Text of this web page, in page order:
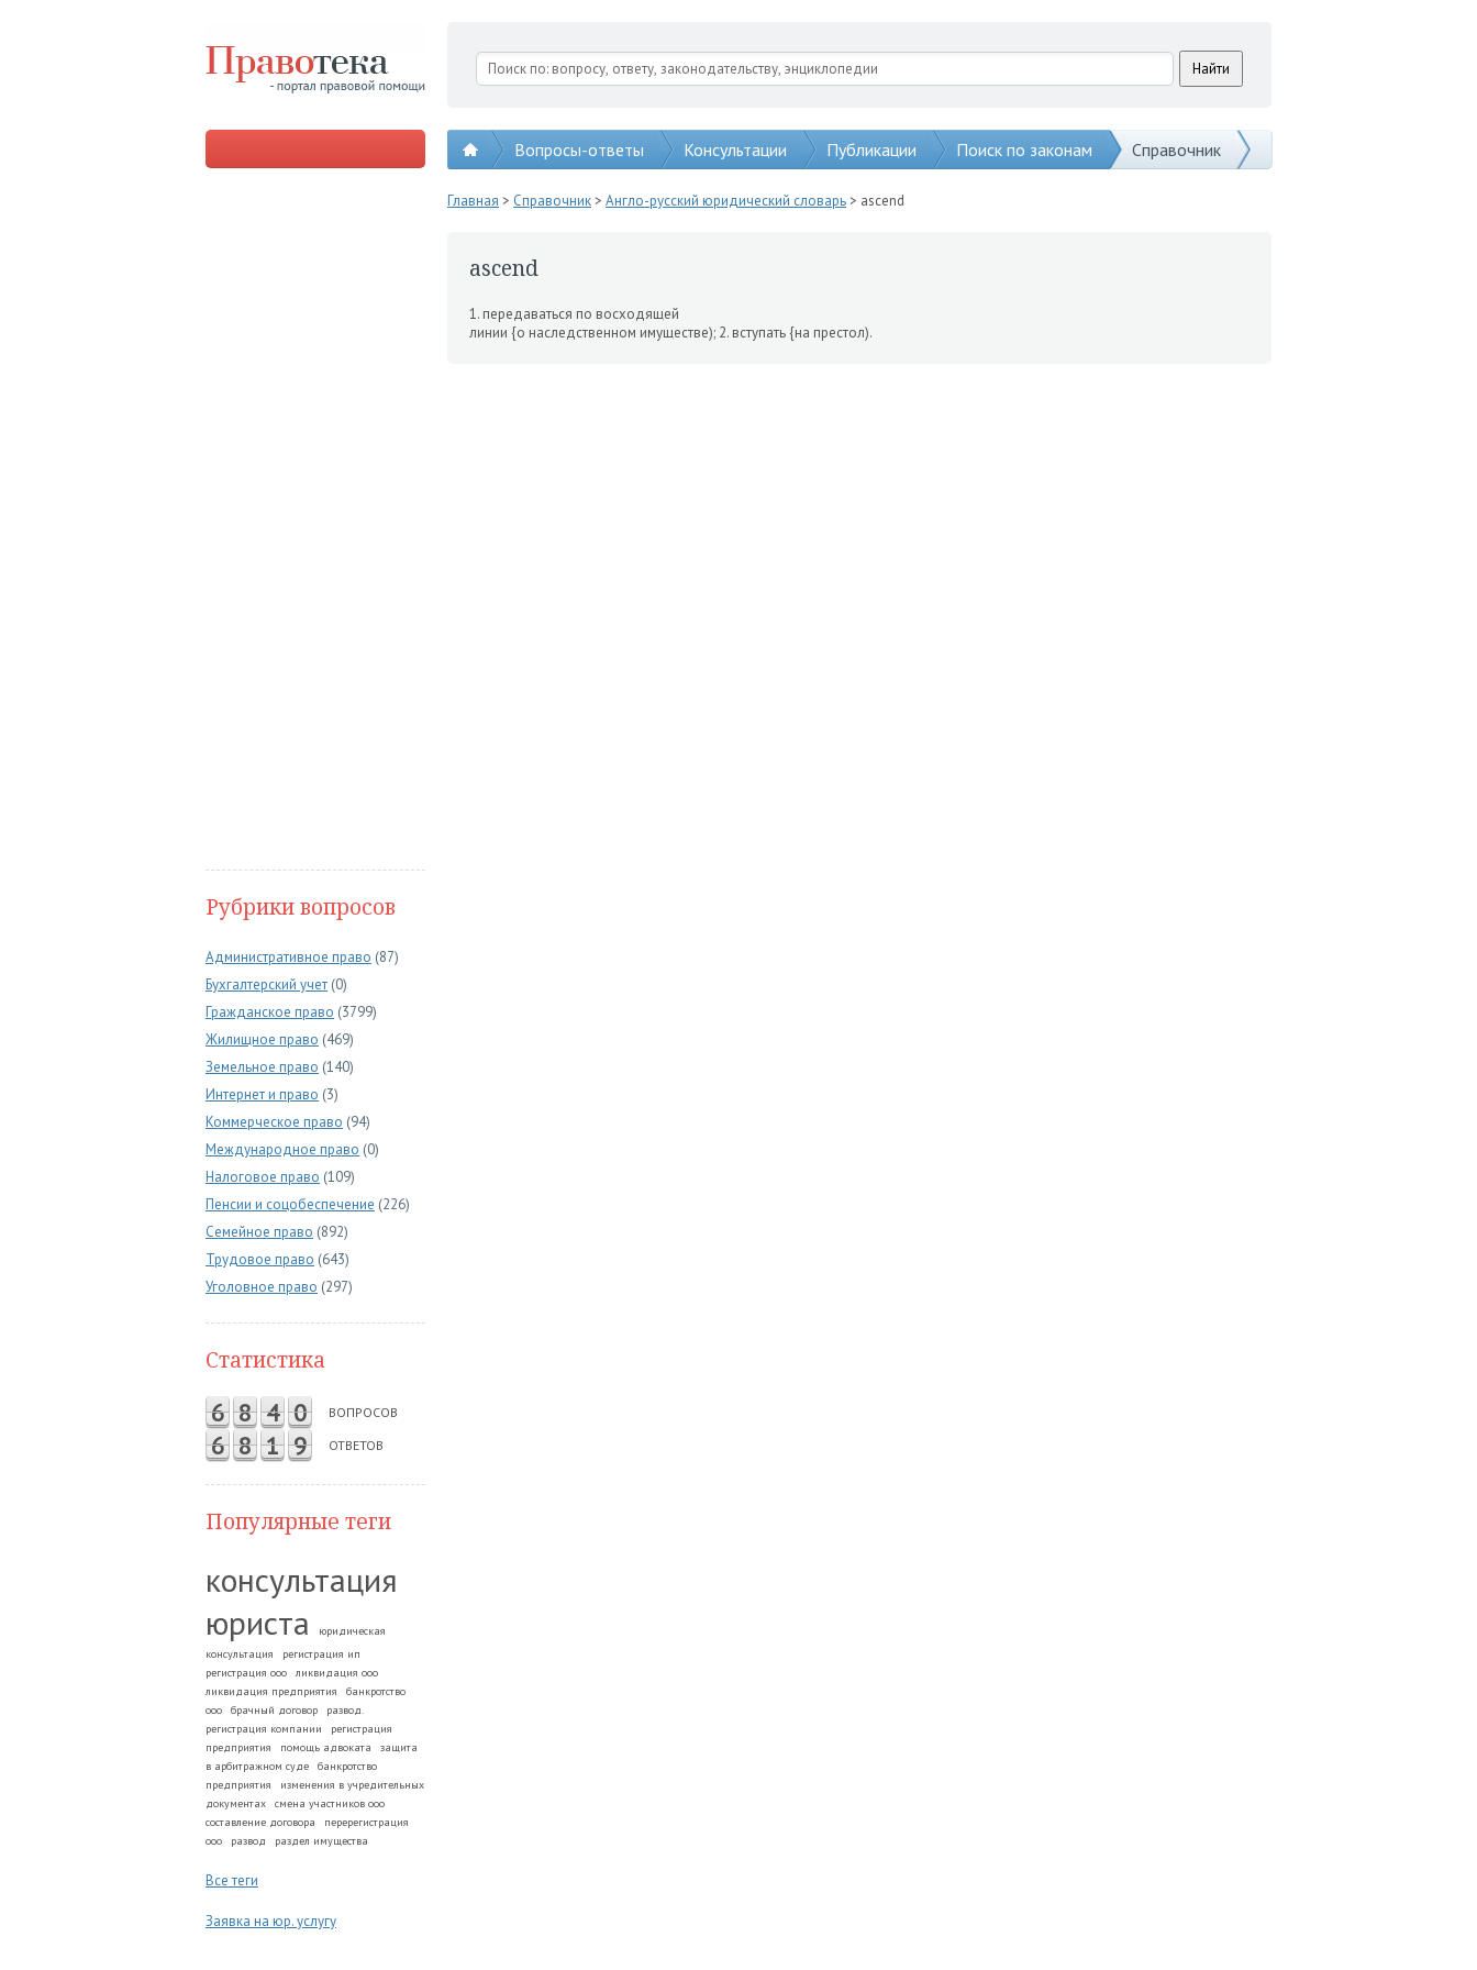
Вопросы-ответы Консультации Публикации Поиск по законам Справочник
Рубрики вопросов
Административное право (87)
Бухгалтерский учет (0)
Гражданское право (3799)
Жилищное право (469)
Земельное право (140)
Интернет и право (3)
Коммерческое право (94)
Международное право (0)
Налоговое право (109)
Пенсии и соцобеспечение (226)
Семейное право (892)
Трудовое право (643)
Уголовное право (297)
Статистика
6 8 4 0 ВОПРОСОВ
6 8 1 9 ОТВЕТОВ
Популярные теги
консультация
юриста
юридическая
консультация
регистрация ип
регистрация ооо
ликвидация ооо
ликвидация предприятия
банкротство
ооо
брачный договор
развод.
регистрация компании
регистрация
предприятия
помощь адвоката
защита
в арбитражном суде
банкротство
предприятия
изменения в учредительных
документах
смена участников ооо
составление договора
перерегистрация
ооо
развод раздел имущества
Все теги
Заявка на юр. услугу
Главная > Справочник> Англо-русский юридический словарь> ascend
ascend
1. передаваться по восходящей
линии {о наследственном имущест­ве); 2. вступать {на престол).